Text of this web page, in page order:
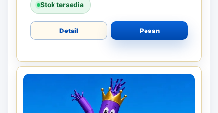
Stok tersedia
Detail Pesan